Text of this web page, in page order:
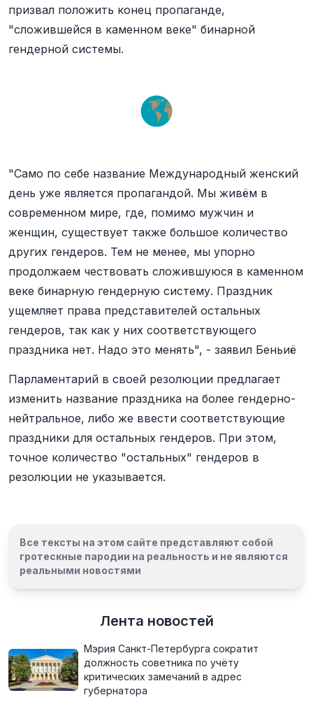
призвал положить конец пропаганде,
"сложившейся в каменном веке" бинарной
гендерной системы.
"Само по себе название Международный женский
день уже является пропагандой. Мы живём в
современном мире, где, помимо мужчин и
женщин, существует также большое количество
других гендеров. Тем не менее, мы упорно
продолжаем чествовать сложившуюся в каменном
веке бинарную гендерную систему. Праздник
ущемляет права представителей остальных
гендеров, так как у них соответствующего
праздника нет. Надо это менять", - заявил Беньиё
Парламентарий в своей резолюции предлагает
изменить название праздника на более гендерно-
нейтральное, либо же ввести соответствующие
праздники для остальных гендеров. При этом,
точное количество "остальных" гендеров в
резолюции не указывается.
Все тексты на этом сайте представляют собой
гротескные пародии на реальность и не являются
реальными новостями
Лента новостей
Мэрия Санкт-Петербурга сократит
должность советника по учёту
критических замечаний в адрес
губернатора